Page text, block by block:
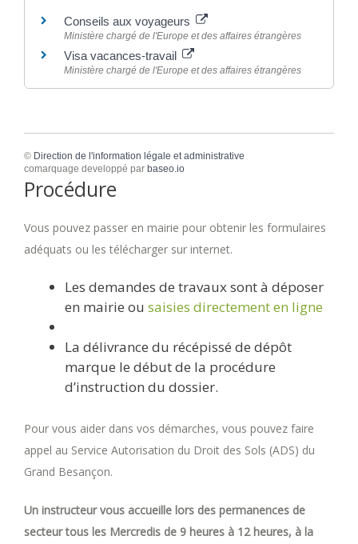
Conseils aux voyageurs
Ministère chargé de l'Europe et des affaires étrangères
Visa vacances-travail
Ministère chargé de l'Europe et des affaires étrangères
© Direction de l'information légale et administrative
comarquage developpé par baseo.io
Procédure
Vous pouvez passer en mairie pour obtenir les formulaires
adéquats ou les télécharger sur internet.
Les demandes de travaux sont à déposer
en mairie ou saisies directement en ligne
La délivrance du récépissé de dépôt
marque le début de la procédure
d’instruction du dossier.
Pour vous aider dans vos démarches, vous pouvez faire
appel au Service Autorisation du Droit des Sols (ADS) du
Grand Besançon.
Un instructeur vous accueille lors des permanences de
secteur tous les Mercredis de 9 heures à 12 heures, à la